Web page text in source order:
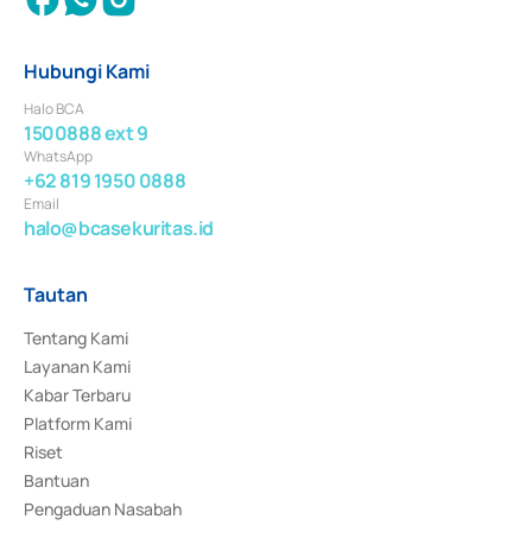
Hubungi Kami
Halo BCA
1500888 ext 9
WhatsApp
+62 819 1950 0888
Email
halo@bcasekuritas.id
Tautan
Tentang Kami
Layanan Kami
Kabar Terbaru
Platform Kami
Riset
Bantuan
Pengaduan Nasabah